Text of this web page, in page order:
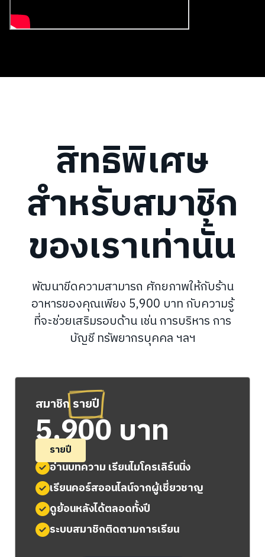
สิทธิพิเศษ
สำหรับสมาชิก
ของเราเท่านั้น
พัฒนาขีดความสามารถ ศักยภาพให้กับร้าน
อาหารของคุณเพียง 5,900 บาท กับความรู้
ที่จะช่วยเสริมรอบด้าน เช่น การบริหาร การ
บัญชี ทรัพยากรบุคคล ฯลฯ
สมาชิกรายปี
5,900 บาท
รายปี
อ่านบทความ เรียนไมโครเลิร์นนิ่ง
เรียนคอร์สออนไลน์จากผู้เชี่ยวชาญ
ดูย้อนหลังได้ตลอดทั้งปี